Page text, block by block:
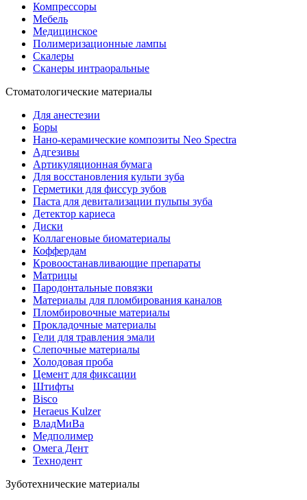
Компрессоры
Мебель
Медицинское
Полимеризационные лампы
Скалеры
Сканеры интраоральные
Стоматологические материалы
Для анестезии
Боры
Нано-керамические композиты Neo Spectra
Адгезивы
Артикуляционная бумага
Для восстановления культи зуба
Герметики для фиссур зубов
Паста для девитализации пульпы зуба
Детектор кариеса
Диски
Коллагеновые биоматериалы
Коффердам
Кровоостанавливающие препараты
Матрицы
Пародонтальные повязки
Материалы для пломбирования каналов
Пломбировочные материалы
Прокладочные материалы
Гели для травления эмали
Слепочные материалы
Холодовая проба
Цемент для фиксации
Штифты
Bisco
Heraeus Kulzer
ВладМиВа
Медполимер
Омега Дент
Технодент
Зуботехнические материалы